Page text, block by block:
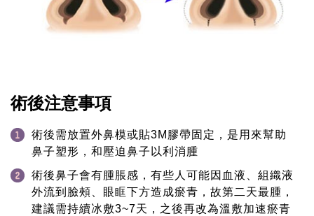
術後注意事項
術後需放置外鼻模或貼3M膠帶固定，是用來幫助
鼻子塑形，和壓迫鼻子以利消腫
術後鼻子會有腫脹感，有些人可能因血液、組織液
外流到臉頰、眼眶下方造成瘀青，故第二天最腫，
建議需持續冰敷3~7天，之後再改為溫敷加速瘀青